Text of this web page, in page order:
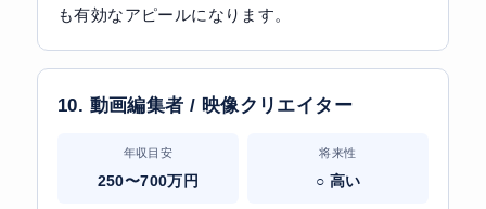
も有効なアピールになります。
10. 動画編集者 / 映像クリエイター
年収目安
250〜700万円
将来性
○ 高い